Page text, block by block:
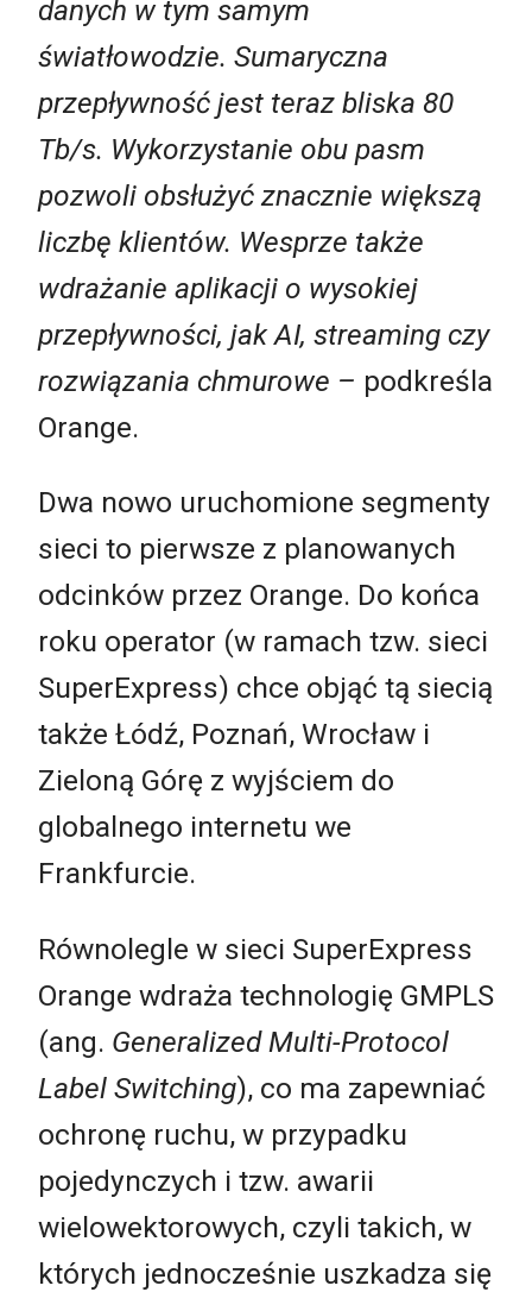
danych w tym samym
światłowodzie. Sumaryczna
przepływność jest teraz bliska 80
Tb/s. Wykorzystanie obu pasm
pozwoli obsłużyć znacznie większą
liczbę klientów. Wesprze także
wdrażanie aplikacji o wysokiej
przepływności, jak AI, streaming czy
rozwiązania chmurowe – podkreśla
Orange.
Dwa nowo uruchomione segmenty
sieci to pierwsze z planowanych
odcinków przez Orange. Do końca
roku operator (w ramach tzw. sieci
SuperExpress) chce objąć tą siecią
także Łódź, Poznań, Wrocław i
Zieloną Górę z wyjściem do
globalnego internetu we
Frankfurcie.
Równolegle w sieci SuperExpress
Orange wdraża technologię GMPLS
(ang. Generalized Multi-Protocol
Label Switching), co ma zapewniać
ochronę ruchu, w przypadku
pojedynczych i tzw. awarii
wielowektorowych, czyli takich, w
których jednocześnie uszkadza się